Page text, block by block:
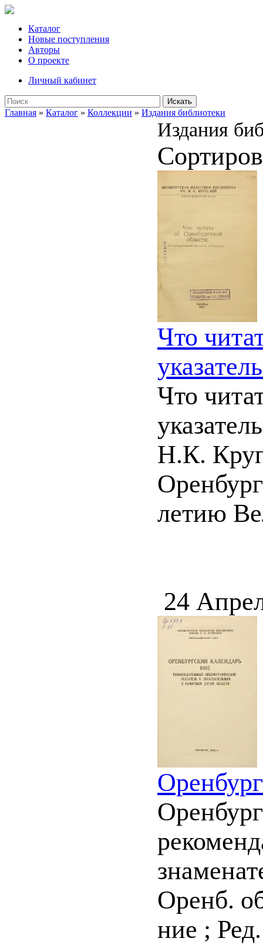
Каталог
Новые поступления
Авторы
О проекте
Личный кабинет
Искать
Главная » Каталог » Коллекции » Издания библиотеки
Издания
Что
Что
Н.К.
летию
24
Оренб.
ние ;